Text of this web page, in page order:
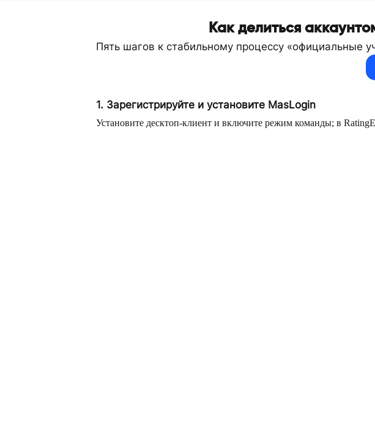
Как делиться
Пять шагов к стабильному процессу «официальные
1. Зарегистрируйте и установите MasLogin
Установите десктоп-клиент и включите режим команды; в